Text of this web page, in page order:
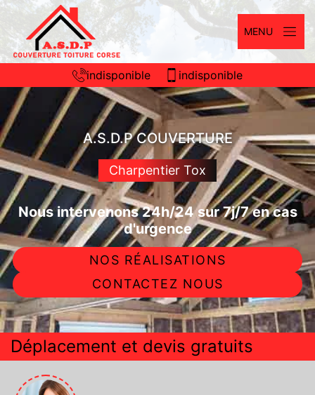
MENU
indisponible indisponible
A.S.D.P COUVERTURE
Charpentier Tox
Nous intervenons 24h/24 sur 7j/7 en cas
d'urgence
NOS RÉALISATIONS
CONTACTEZ NOUS
Déplacement et devis gratuits